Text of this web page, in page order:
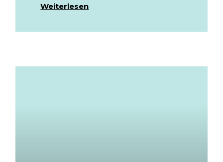
Weiterlesen